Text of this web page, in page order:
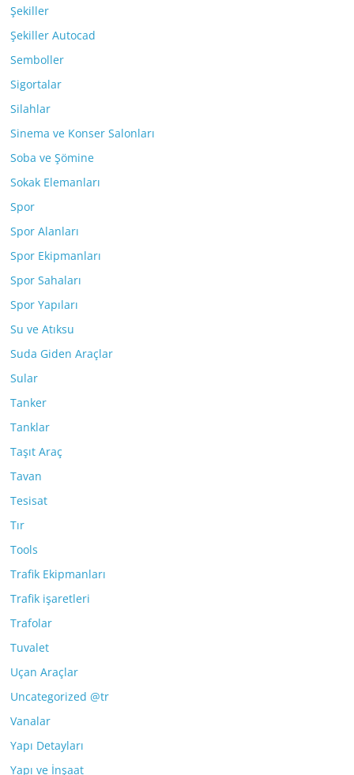
Şekiller
Şekiller Autocad
Semboller
Sigortalar
Silahlar
Sinema ve Konser Salonları
Soba ve Şömine
Sokak Elemanları
Spor
Spor Alanları
Spor Ekipmanları
Spor Sahaları
Spor Yapıları
Su ve Atıksu
Suda Giden Araçlar
Sular
Tanker
Tanklar
Taşıt Araç
Tavan
Tesisat
Tır
Tools
Trafik Ekipmanları
Trafik işaretleri
Trafolar
Tuvalet
Uçan Araçlar
Uncategorized @tr
Vanalar
Yapı Detayları
Yapı ve İnşaat